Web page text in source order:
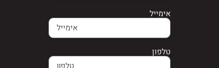
אימייל
טלפון